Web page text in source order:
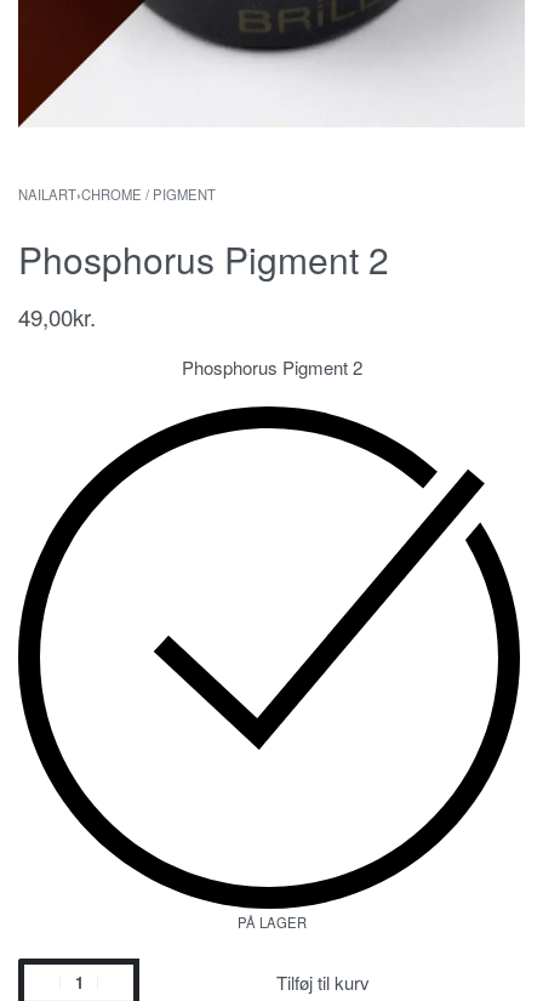
NAILART›CHROME / PIGMENT
Phosphorus Pigment 2
49,00kr.
Phosphorus Pigment 2
PÅ LAGER
Tilføj til kurv